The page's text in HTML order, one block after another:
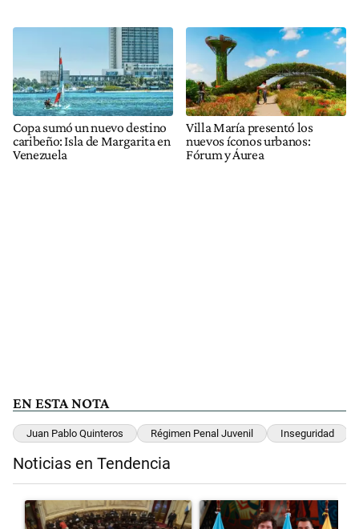
Copa sumó un nuevo destino
caribeño: Isla de Margarita en
Venezuela
Villa María presentó los
nuevos íconos urbanos:
Fórum y Áurea
EN ESTA NOTA
Juan Pablo Quinteros Régimen Penal Juvenil Inseguridad
Noticias en Tendencia
Un artículo de tendencia con el título "El Senado dio media sanción
Un artículo de tendencia con el